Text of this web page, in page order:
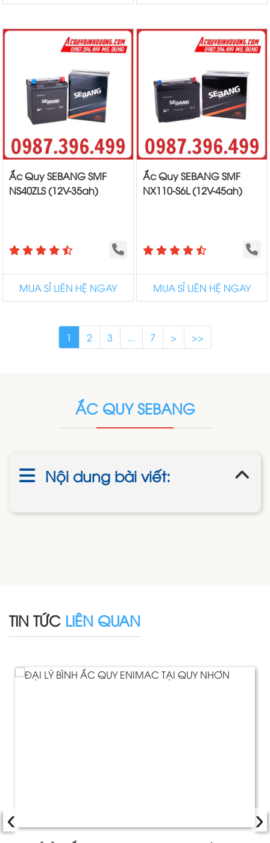
Ắc Quy SEBANG SMF
NS40ZLS (12V-35ah)
MUA SỈ LIÊN HỆ NGAY
Ắc Quy SEBANG SMF
NX110-S6L (12V-45ah)
MUA SỈ LIÊN HỆ NGAY
1 2 3 ... 7 > >>
ẮC QUY SEBANG
Nội dung bài viết:
TIN TỨC LIÊN QUAN
‹ ›